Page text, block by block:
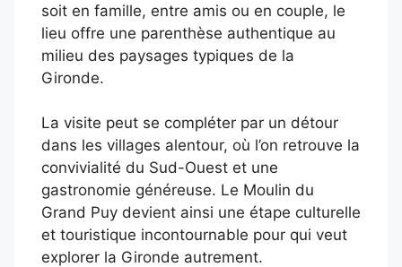
soit en famille, entre amis ou en couple, le
lieu offre une parenthèse authentique au
milieu des paysages typiques de la
Gironde.
La visite peut se compléter par un détour
dans les villages alentour, où l’on retrouve la
convivialité du Sud-Ouest et une
gastronomie généreuse. Le Moulin du
Grand Puy devient ainsi une étape culturelle
et touristique incontournable pour qui veut
explorer la Gironde autrement.